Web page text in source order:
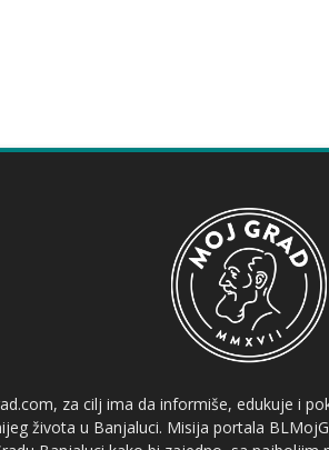
za cilj ima da informiše, edukuje i
života u Banjaluci. Misija portala